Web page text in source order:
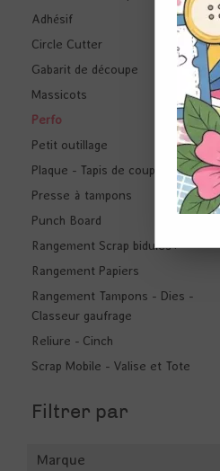
Adhésif
Circle Cutter
Gabarit de découpe
Massicots
Perfo
Petit outillage
Plaque - Tapis de coupe
Presse à tampons
Punch Board
Rangement Scrap bidules+
Rangement Papiers
Rangement Tampons - Dies -
Classeur gaufrage
Reliure - Cinch
Scrap Mobile - Valise et Tote
Filtrer par
Marque